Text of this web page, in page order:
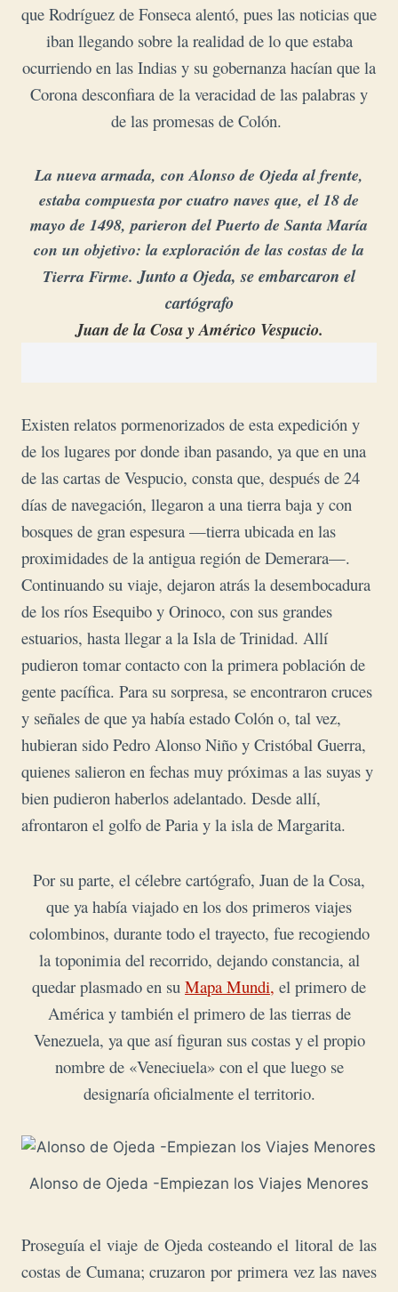
que Rodríguez de Fonseca alentó, pues las noticias que
iban llegando sobre la realidad de lo que estaba
ocurriendo en las Indias y su gobernanza hacían que la
Corona desconfiara de la veracidad de las palabras y
de las promesas de Colón.
La nueva armada, con Alonso de Ojeda al frente,
estaba compuesta por cuatro naves que, el 18 de
mayo de 1498, parieron del Puerto de Santa María
con un objetivo: la exploración de las costas de la
Tierra Firme.Junto a Ojeda, se embarcaron el
cartógrafo
Juan de la Cosa y Américo Vespucio.
Existen relatos pormenorizados de esta expedición y
de los lugares por donde iban pasando, ya que en una
de las cartas de Vespucio, consta que, después de 24
días de navegación, llegaron a una tierra baja y con
bosques de gran espesura —tierra ubicada en las
proximidades de la antigua región de Demerara—.
Continuando su viaje, dejaron atrás la desembocadura
de los ríos Esequibo y Orinoco, con sus grandes
estuarios, hasta llegar a la Isla de Trinidad. Allí
pudieron tomar contacto con la primera población de
gente pacífica. Para su sorpresa, se encontraron cruces
y señales de que ya había estado Colón o, tal vez,
hubieran sido Pedro Alonso Niño y Cristóbal Guerra,
quienes salieron en fechas muy próximas a las suyas y
bien pudieron haberlos adelantado. Desde allí,
afrontaron el golfo de Paria y la isla de Margarita.
Por su parte, el célebre cartógrafo, Juan de la Cosa,
que ya había viajado en los dos primeros viajes
colombinos, durante todo el trayecto, fue recogiendo
la toponimia del recorrido, dejando constancia, al
quedar plasmado en su Mapa Mundi, el primero de
América y también el primero de las tierras de
Venezuela, ya que así figuran sus costas y el propio
nombre de «Veneciuela» con el que luego se
designaría oficialmente el territorio.
Alonso de Ojeda -Empiezan los Viajes Menores
Proseguía el viaje de Ojeda costeando el litoral de las
costas de Cumana; cruzaron por primera vez las naves